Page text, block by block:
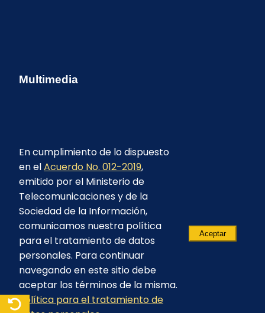
Multimedia
© 2023 - CELEC EP - Todos los derechos
En cumplimiento de lo dispuesto
en elAcuerdo No. 012-2019,
emitido por el Ministerio de
Telecomunicaciones y de la
Sociedad de la Información,
comunicamos nuestra política
para el tratamiento de datos
personales. Para continuar
navegando en este sitio debe
aceptar los términos de la misma.
Política para el tratamiento de
Aceptar